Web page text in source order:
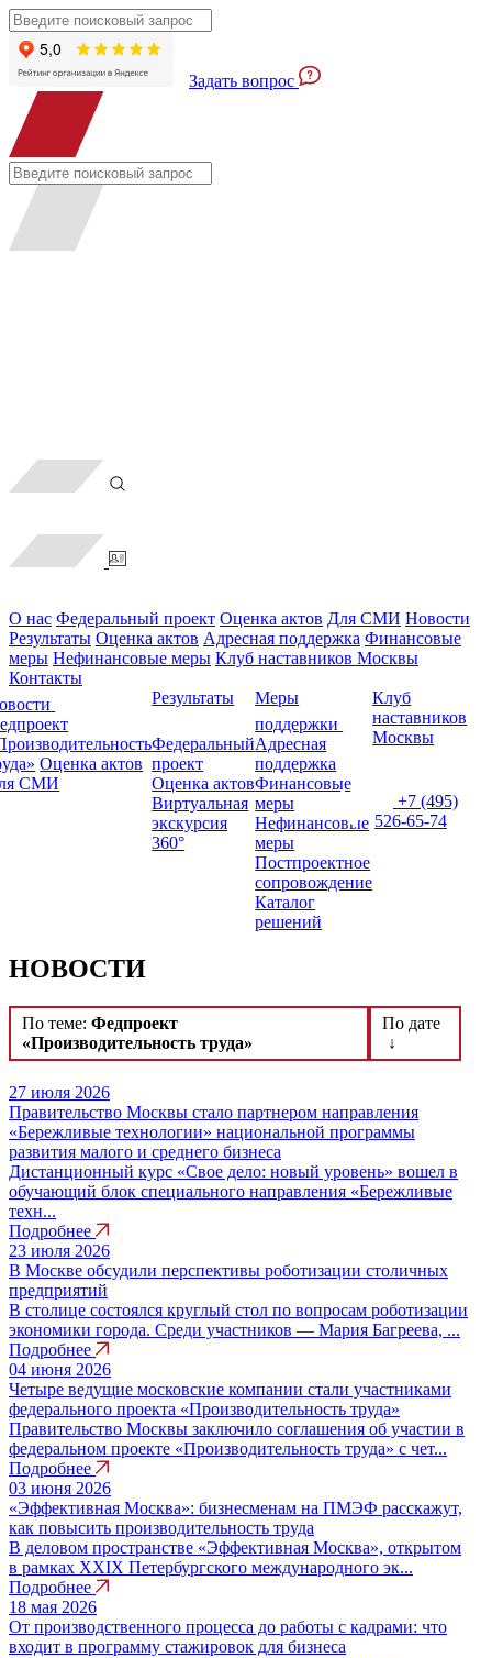
Задать вопрос
О нас Федеральный проект Оценка актов Для СМИ Новости
Результаты Оценка актов Адресная поддержка Финансовые
меры Нефинансовые меры Клуб наставников Москвы
Контакты
Оценка актов
СМИ
Результаты
Федеральный
проект
Оценка актов
Виртуальная
экскурсия
360°
Меры
поддержки
Адресная
поддержка
Финансовые
меры
Нефинансовые
меры
Постпроектное
сопровождение
Каталог
решений
Клуб
наставников
Москвы
+7 (495)
526-65-74
НОВОСТИ
По теме: Федпроект
«Производительность труда»
По дате
↓
27 июля 2026
Правительство Москвы стало партнером направления
«Бережливые технологии» национальной программы
развития малого и среднего бизнеса
Дистанционный курс «Свое дело: новый уровень» вошел в
обучающий блок специального направления «Бережливые
техн...
Подробнее
23 июля 2026
В Москве обсудили перспективы роботизации столичных
предприятий
В столице состоялся круглый стол по вопросам роботизации
экономики города. Среди участников — Мария Багреева, ...
Подробнее
04 июня 2026
Четыре ведущие московские компании стали участниками
федерального проекта «Производительность труда»
Правительство Москвы заключило соглашения об участии в
федеральном проекте «Производительность труда» с чет...
Подробнее
03 июня 2026
«Эффективная Москва»: бизнесменам на ПМЭФ расскажут,
как повысить производительность труда
В деловом пространстве «Эффективная Москва», открытом
в рамках XXIX Петербургского международного эк...
Подробнее
18 мая 2026
От производственного процесса до работы с кадрами: что
входит в программу стажировок для бизнеса